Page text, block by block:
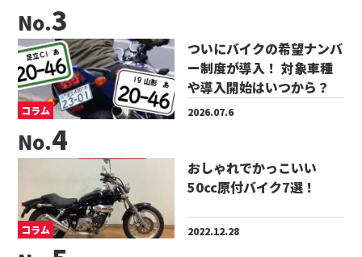
No.
コラム
ついにバイクの希望ナンバ
ー制度が導入！ 対象車種
や導入開始はいつから？
2026.07.6
No.
コラム
おしゃれでかっこいい
50cc原付バイク7選！
2022.12.28